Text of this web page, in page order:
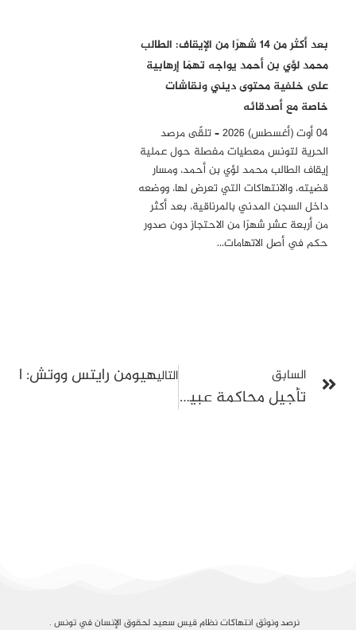
بعد أكثر من 14 شهرًا من الإيقاف: الطالب
محمد لؤي بن أحمد يواجه تهمًا إرهابية
على خلفية محتوى ديني ونقاشات
خاصة مع أصدقائه
04 أوت (أغسطس) 2026 – تلقّى مرصد
الحرية لتونس معطيات مفصلة حول عملية
إيقاف الطالب محمد لؤي بن أحمد، ومسار
قضيته، والانتهاكات التي تعرض لها، ووضعه
داخل السجن المدني بالمرناقية، بعد أكثر
من أربعة عشر شهرًا من الاحتجاز دون صدور
حكم في أصل الاتهامات…
السابق
تأجيل محاكمة عبير موسي في ملفّ “مكتب الضبط” وقضية أخرى أمام الإستئناف
التاليهيومن رايتس ووتش:
نرصد ونوثق انتهاكات نظام قيس سعيد لحقوق الإنسان في تونس .